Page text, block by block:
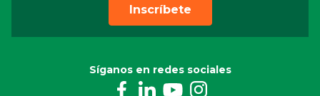
Inscríbete
Síganos en redes sociales